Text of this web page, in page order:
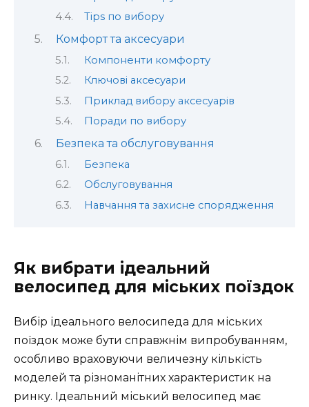
Тips по вибору
Комфорт та аксесуари
Компоненти комфорту
Ключові аксесуари
Приклад вибору аксесуарів
Поради по вибору
Безпека та обслуговування
Безпека
Обслуговування
Навчання та захисне спорядження
Як вибрати ідеальний
велосипед для міських поїздок
Вибір ідеального велосипеда для міських
поїздок може бути справжнім випробуванням,
особливо враховуючи величезну кількість
моделей та різноманітних характеристик на
ринку. Ідеальний міський велосипед має